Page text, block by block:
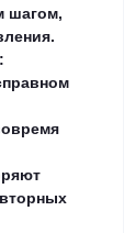
шагом,